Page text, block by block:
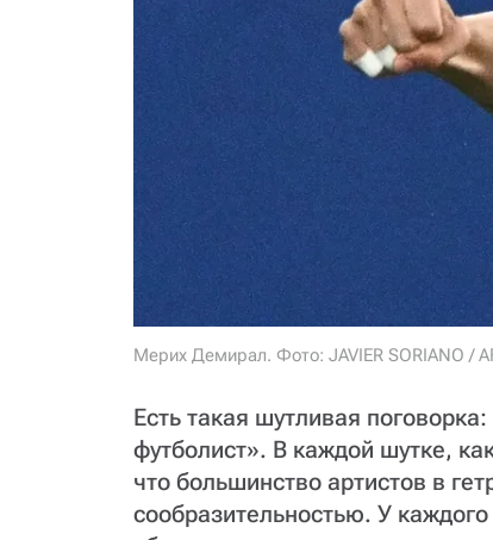
Мерих Демирал. Фото: JAVIER SORIANO /
Есть такая шутливая
футболист». В каждой шутке,
что большинство артистов в
сообразительностью. У